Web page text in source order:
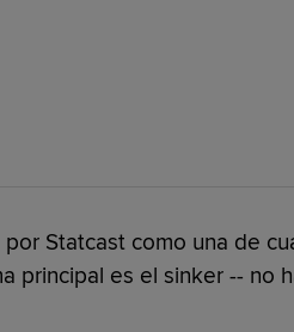
Statcast como una de
principal es el sinker -- no